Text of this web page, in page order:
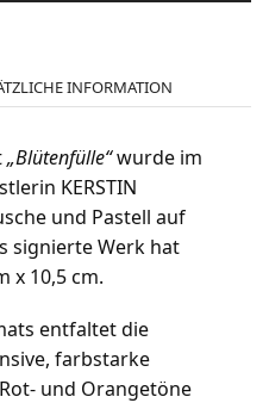
INFORMATION
„Blütenfülle“wurde im
KERSTIN
und Pastell auf
signierte Werk hat
x 10,5 cm.
entfaltet die
farbstarke
und Orangetöne